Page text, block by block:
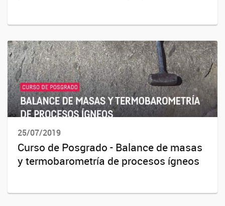
25/07/2019
Curso de Posgrado - Balance de masas
y termobarometría de procesos ígneos